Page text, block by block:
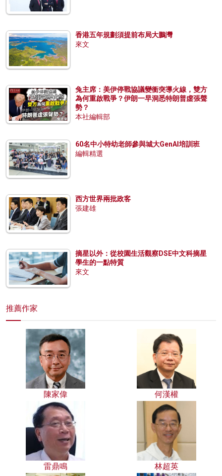
香港五年規劃須提前布局大鵬灣
來文
兔主席：美伊停戰協議變衝突導火線，雙方
為何重啟戰爭？伊朗一早洞悉特朗普虛張聲
勢？
本社編輯部
60名中小特幼老師參與城大GenAI培訓班
編輯精選
西方世界兩批政客
張建雄
摘星以外：從校園生活觀察DSE中文科摘星
學生的一點特質
來文
推薦作家
陳家偉 何漢權
雷鼎鳴 林超英